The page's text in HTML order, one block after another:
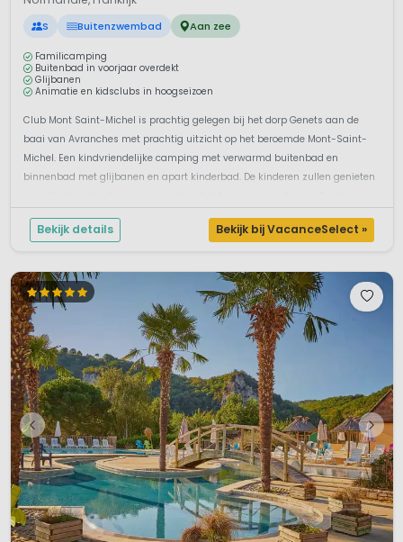
S Buitenzwembad Aan zee
Familicamping
Buitenbad in voorjaar overdekt
Glijbanen
Animatie en kidsclubs in hoogseizoen
Club Mont Saint-Michel is prachtig gelegen bij het dorp Genets aan de
baai van Avranches met prachtig uitzicht op het beroemde Mont-Saint-
Michel. Een kindvriendelijke camping met verwarmd buitenbad en
binnenbad met glijbanen en apart kinderbad. De kinderen zullen genieten
het ...
Bekijk details Bekijk bij VacanceSelect »